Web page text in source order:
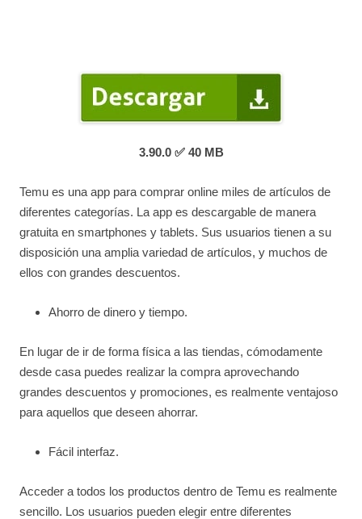
3.90.0 ✅ 40 MB
Temu es una app para comprar online miles de artículos de
diferentes categorías. La app es descargable de manera
gratuita en smartphones y tablets. Sus usuarios tienen a su
disposición una amplia variedad de artículos, y muchos de
ellos con grandes descuentos.
Ahorro de dinero y tiempo.
En lugar de ir de forma física a las tiendas, cómodamente
desde casa puedes realizar la compra aprovechando
grandes descuentos y promociones, es realmente ventajoso
para aquellos que deseen ahorrar.
Fácil interfaz.
Acceder a todos los productos dentro de Temu es realmente
sencillo. Los usuarios pueden elegir entre diferentes